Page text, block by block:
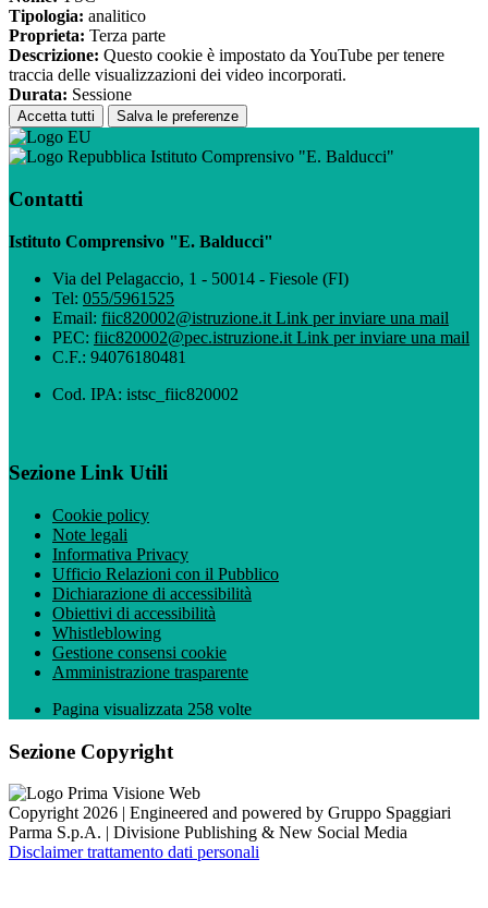
Tipologia: analitico
Proprieta: Terza parte
Descrizione: Questo cookie è impostato da YouTube per tenere
traccia delle visualizzazioni dei video incorporati.
Durata: Sessione
Accetta tutti Salva le preferenze
Istituto Comprensivo "E. Balducci"
Contatti
Istituto Comprensivo "E. Balducci"
Via del Pelagaccio, 1 - 50014 - Fiesole (FI)
Tel: 055/5961525
Email: fiic820002@istruzione.it Link per inviare una mail
PEC: fiic820002@pec.istruzione.it Link per inviare una mail
C.F.: 94076180481
Cod. IPA: istsc_fiic820002
Sezione Link Utili
Cookie policy
Note legali
Informativa Privacy
Ufficio Relazioni con il Pubblico
Dichiarazione di accessibilità
Obiettivi di accessibilità
Whistleblowing
Gestione consensi cookie
Amministrazione trasparente
Pagina visualizzata 258 volte
Sezione Copyright
Copyright 2026 | Engineered and powered by Gruppo Spaggiari
Parma S.p.A. | Divisione Publishing & New Social Media
Disclaimer trattamento dati personali